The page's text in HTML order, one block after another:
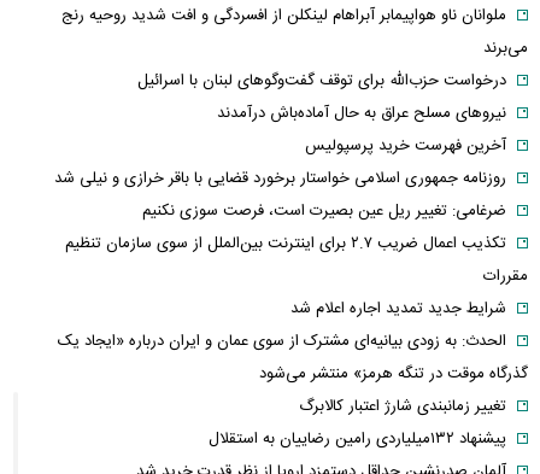
ملوانان ناو هواپیمابر آبراهام لینکلن از افسردگی و افت شدید روحیه رنج
می‌برند
درخواست حزب‌الله برای توقف گفت‌وگوهای لبنان با اسرائیل
نیروهای مسلح عراق به حال آماده‌باش درآمدند
آخرین فهرست خرید پرسپولیس
روزنامه جمهوری اسلامی خواستار برخورد قضایی با باقر خرازی و نیلی شد
ضرغامی: تغییر ریل عین بصیرت است، فرصت سوزی نکنیم
تکذیب اعمال ضریب ۲.۷ برای اینترنت بین‌الملل از سوی سازمان تنظیم
مقررات
شرایط جدید تمدید اجاره اعلام شد
الحدث: به زودی بیانیه‌ای مشترک از سوی عمان و ایران درباره «ایجاد یک
گذرگاه موقت در تنگه هرمز» منتشر می‌شود
تغییر زمانبندی‌ شارژ اعتبار کالابرگ
پیشنهاد ۱۳۲میلیاردی رامین رضاییان به استقلال